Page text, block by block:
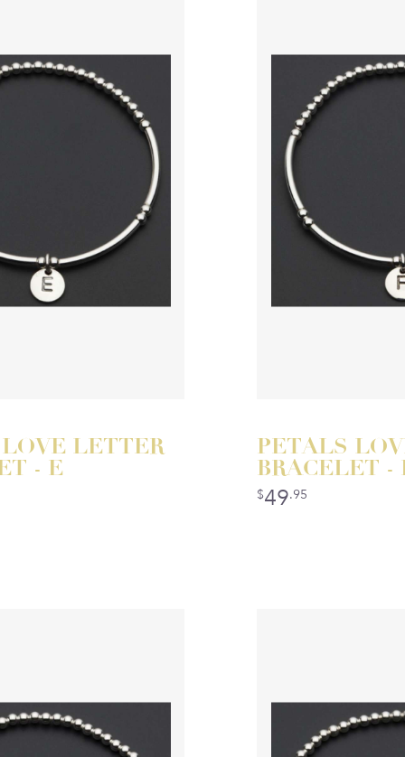
LETTER
- E
PETALS
BRACELET -
$49.95